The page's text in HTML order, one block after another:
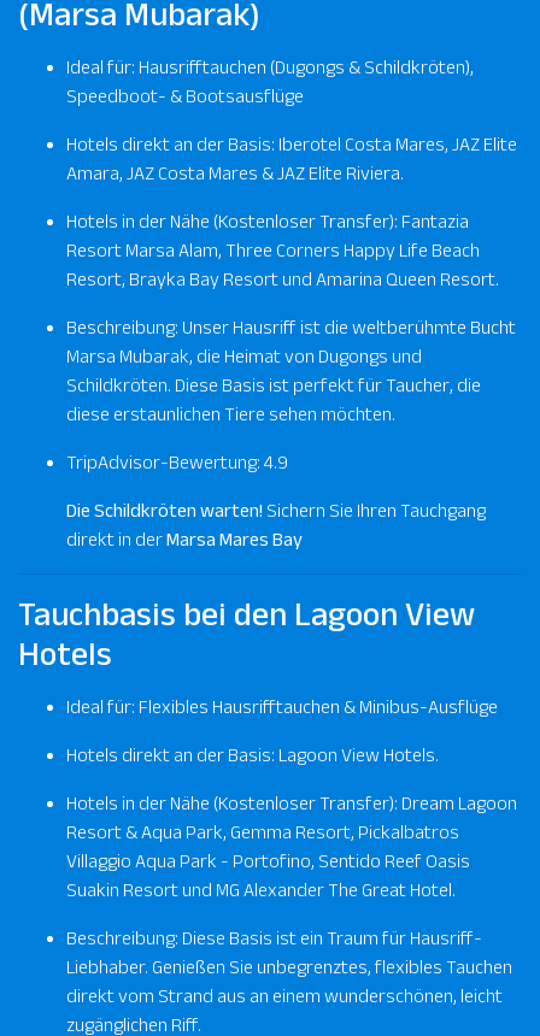
(Marsa Mubarak)
Ideal für: Hausrifftauchen (Dugongs & Schildkröten),
Speedboot- & Bootsausflüge
Hotels direkt an der Basis: Iberotel Costa Mares, JAZ Elite
Amara, JAZ Costa Mares & JAZ Elite Riviera.
Hotels in der Nähe (Kostenloser Transfer): Fantazia
Resort Marsa Alam, Three Corners Happy Life Beach
Resort, Brayka Bay Resort und Amarina Queen Resort.
Beschreibung: Unser Hausriff ist die weltberühmte Bucht
Marsa Mubarak, die Heimat von Dugongs und
Schildkröten. Diese Basis ist perfekt für Taucher, die
diese erstaunlichen Tiere sehen möchten.
TripAdvisor-Bewertung: 4.9
Die Schildkröten warten! Sichern Sie Ihren Tauchgang
direkt in derMarsa Mares Bay
Tauchbasis bei den Lagoon View
Hotels
Ideal für: Flexibles Hausrifftauchen & Minibus-Ausflüge
Hotels direkt an der Basis: Lagoon View Hotels.
Hotels in der Nähe (Kostenloser Transfer): Dream Lagoon
Resort & Aqua Park, Gemma Resort, Pickalbatros
Villaggio Aqua Park - Portofino, Sentido Reef Oasis
Suakin Resort und MG Alexander The Great Hotel.
Beschreibung: Diese Basis ist ein Traum für Hausriff-
Liebhaber. Genießen Sie unbegrenztes, flexibles Tauchen
direkt vom Strand aus an einem wunderschönen, leicht
zugänglichen Riff.